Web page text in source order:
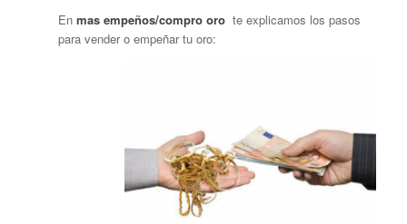
En mas empeños/compro orote explicamos los pasos
para vender o empeñar tu oro: